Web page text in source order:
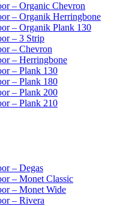
– Organic Chevron
– Organik Herringbone
– Organik Plank 130
– 3 Strip
– Chevron
– Herringbone
– Plank 130
– Plank 180
– Plank 200
– Plank 210
– Degas
– Monet Classic
– Monet Wide
– Rivera